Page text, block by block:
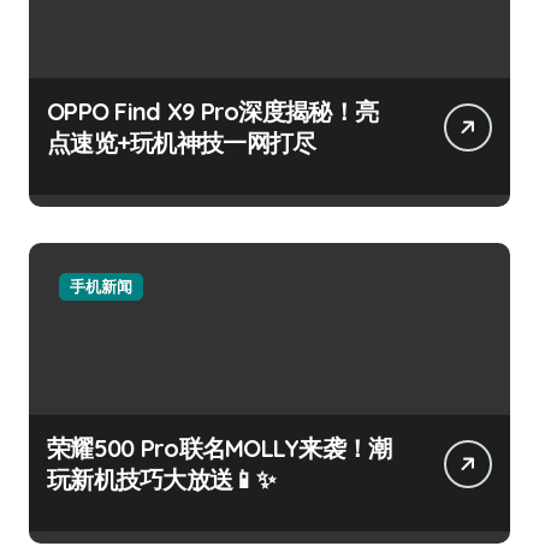
OPPO Find X9 Pro深度揭秘！亮
点速览+玩机神技一网打尽
手机新闻
荣耀500 Pro联名MOLLY来袭！潮
玩新机技巧大放送📱✨